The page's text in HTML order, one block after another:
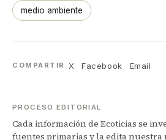
medio ambiente
COMPARTIR X Facebook Email
PROCESO EDITORIAL
Cada información de Ecoticias se
fuentes primarias y la edita nuestra